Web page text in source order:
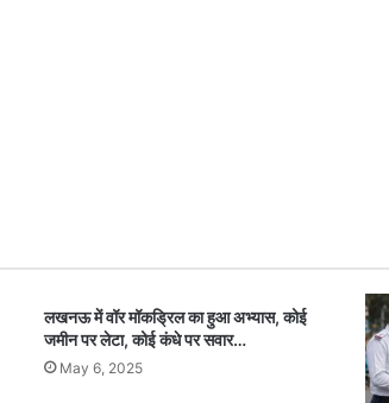
लखनऊ में वॉर मॉकड्रिल का हुआ अभ्यास, कोई
जमीन पर लेटा, कोई कंधे पर सवार…
May 6, 2025